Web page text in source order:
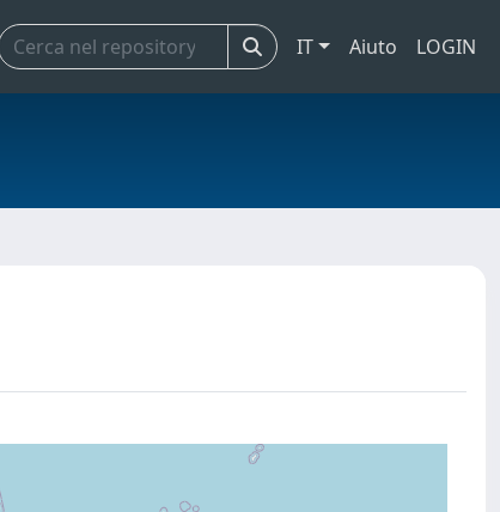
IT Aiuto LOGIN